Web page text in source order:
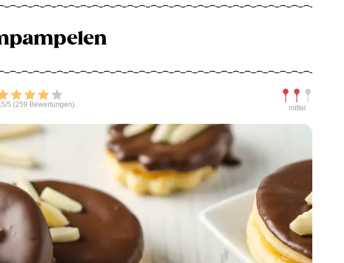
Bewerten
5 (259 Bewertungen)
Schwierigkeit
mittel